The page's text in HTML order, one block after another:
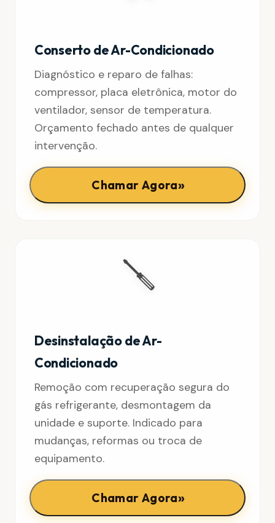
Conserto de Ar-Condicionado
Diagnóstico e reparo de falhas:
compressor, placa eletrônica, motor do
ventilador, sensor de temperatura.
Orçamento fechado antes de qualquer
intervenção.
Chamar Agora»
🪛
Desinstalação de Ar-
Condicionado
Remoção com recuperação segura do
gás refrigerante, desmontagem da
unidade e suporte. Indicado para
mudanças, reformas ou troca de
equipamento.
Chamar Agora»